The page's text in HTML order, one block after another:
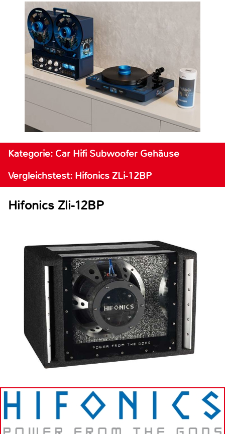
Kategorie: Car Hifi Subwoofer Gehäuse
Vergleichstest: Hifonics ZLi-12BP
Hifonics Zli-12BP